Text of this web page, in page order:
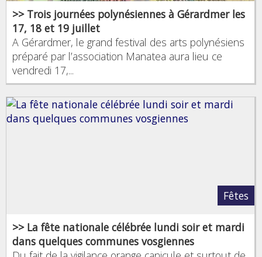
>> Trois journées polynésiennes à Gérardmer les
17, 18 et 19 juillet
A Gérardmer, le grand festival des arts polynésiens
préparé par l’association Manatea aura lieu ce
vendredi 17,...
Fêtes
>> La fête nationale célébrée lundi soir et mardi
dans quelques communes vosgiennes